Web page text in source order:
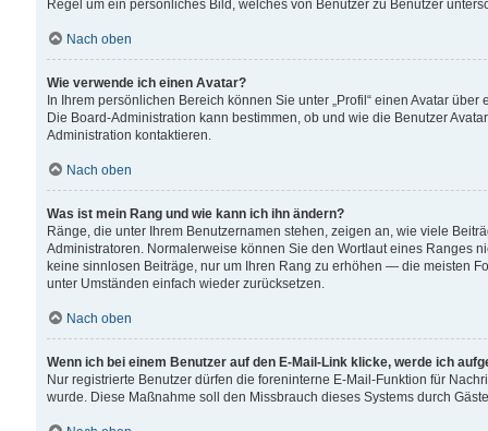
Regel um ein persönliches Bild, welches von Benutzer zu Benutzer
Nach oben
Wie verwende ich einen Avatar?
In Ihrem persönlichen Bereich können Sie unter „Profil“ einen Avatar
Die Board-Administration kann bestimmen, ob und wie die Benutzer
Administration kontaktieren.
Nach oben
Was ist mein Rang und wie kann ich ihn ändern?
Ränge, die unter Ihrem Benutzernamen stehen, zeigen an, wie viele
Administratoren. Normalerweise können Sie den Wortlaut eines Ranges
keine sinnlosen Beiträge, nur um Ihren Rang zu erhöhen — die meisten
unter Umständen einfach wieder zurücksetzen.
Nach oben
Wenn ich bei einem Benutzer auf den E-Mail-Link klicke, werde ich
Nur registrierte Benutzer dürfen die foreninterne E-Mail-Funktion für
wurde. Diese Maßnahme soll den Missbrauch dieses Systems durch